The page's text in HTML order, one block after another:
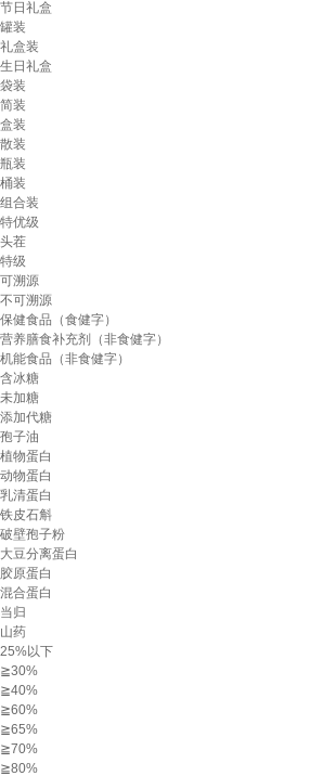
节日礼盒
罐装
礼盒装
生日礼盒
袋装
简装
盒装
散装
瓶装
桶装
组合装
特优级
头茬
特级
可溯源
不可溯源
保健食品（食健字）
营养膳食补充剂（非食健字）
机能食品（非食健字）
含冰糖
未加糖
添加代糖
孢子油
植物蛋白
动物蛋白
乳清蛋白
铁皮石斛
破壁孢子粉
大豆分离蛋白
胶原蛋白
混合蛋白
当归
山药
25%以下
≧30%
≧40%
≧60%
≧65%
≧70%
≧80%